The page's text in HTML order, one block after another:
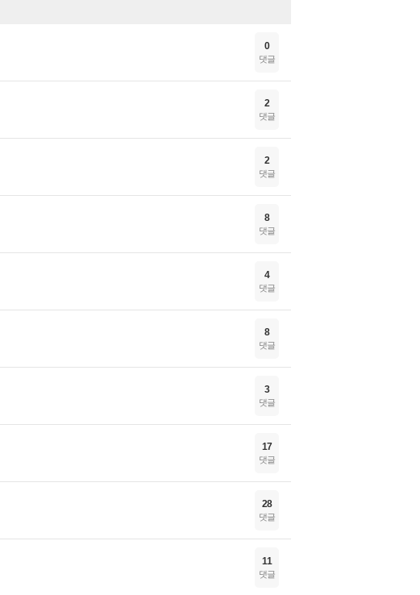
0
댓글
2
댓글
2
댓글
8
댓글
4
댓글
8
댓글
3
댓글
17
댓글
28
댓글
11
댓글